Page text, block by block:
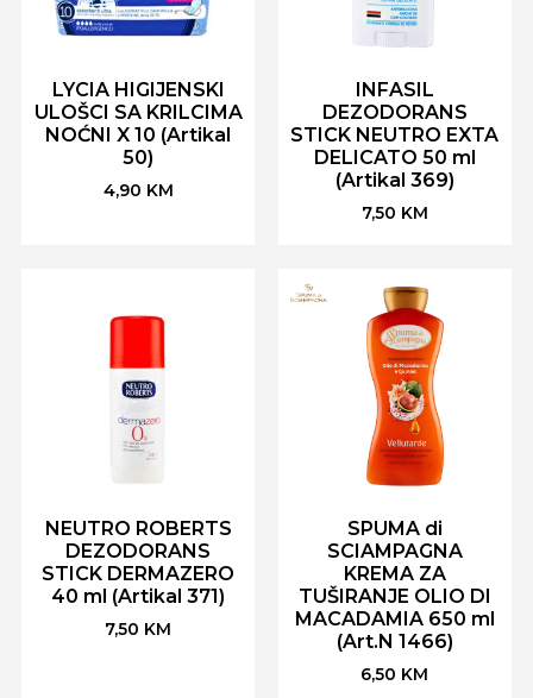
LYCIA HIGIJENSKI
ULOŠCI SA KRILCIMA
NOĆNI X 10 (Artikal
50)
4,90 KM
INFASIL
DEZODORANS
STICK NEUTRO EXTA
DELICATO 50 ml
(Artikal 369)
7,50 KM
NEUTRO ROBERTS
DEZODORANS
STICK DERMAZERO
40 ml (Artikal 371)
7,50 KM
SPUMA di
SCIAMPAGNA
KREMA ZA
TUŠIRANJE OLIO DI
MACADAMIA 650 ml
(Art.N 1466)
6,50 KM